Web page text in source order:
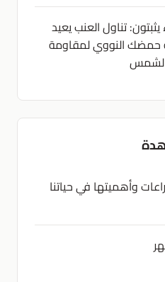
تناول العنب يعيد
حمضك النووي لمقاومة
الشمس
وأهميتها في حياتنا